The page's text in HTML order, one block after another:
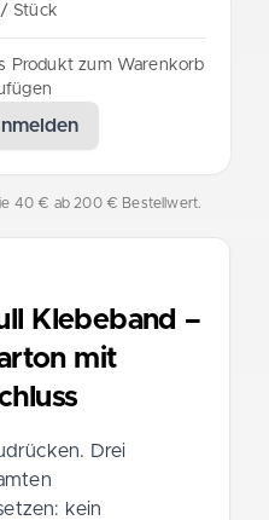
Stück
Produkt zum Warenkorb
40 € ab 200 € Bestellwert.
Klebeband –
mit
Drei
kein